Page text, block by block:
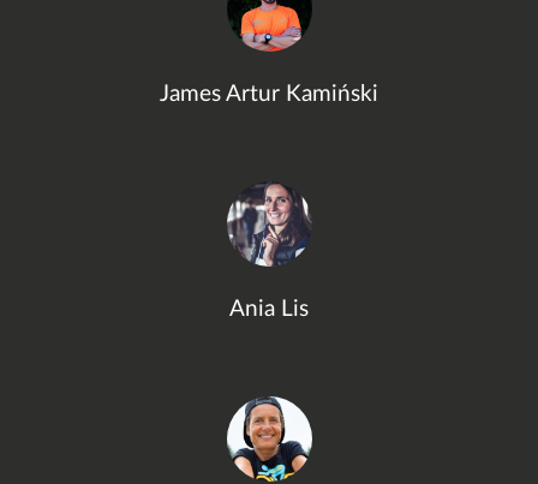
James Artur Kamiński
Ania Lis